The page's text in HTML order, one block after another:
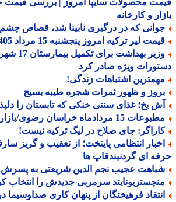
محصولات سایپا امروز | بررسی قیمت
و کارخانه
که در درگیری نابینا شد، قصاص چشم
لیر ترکیه امروز پنجشنبه 15 مرداد 1405
وزیر بهداشت برای تکمیل
ویژه صادر کرد
اشتباهات زندگی!
و ظهور ثمرات شجره طیبه بسیج
یخ؛ غذای سنتی خنکی که تابستان را
15 مردادماه خراسان رضوی/بازار ساعت به وقت پکن
جای صلاح در لیگ ترکیه نیست!
انتظامی پایتخت؛ از تعقیب و گریز سارقان
ای گردنبندقاپ ها
عجیب نجم الدین شریعتی به پسرش در
سرمربی جدیدش را انتخاب کرد
فرهیختگان از پنهان کاری صداوسیما